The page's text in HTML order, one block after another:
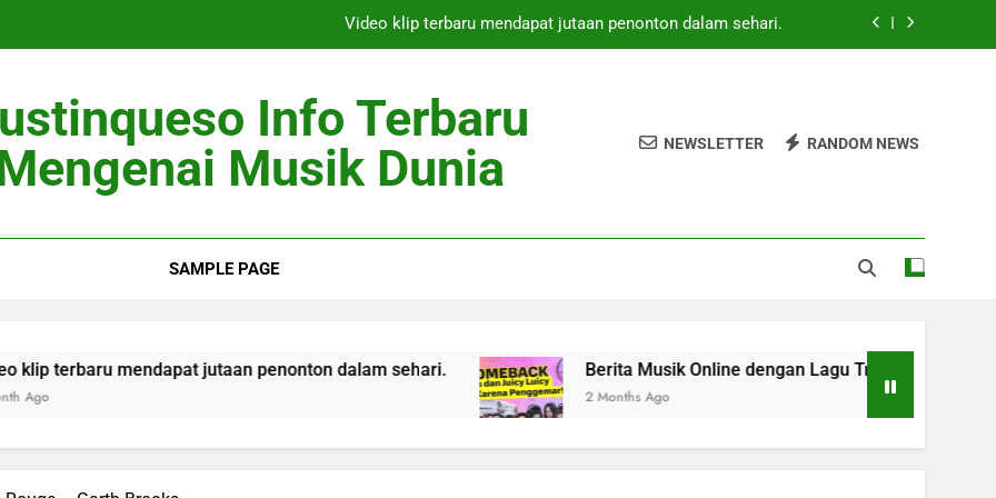
Video klip terbaru mendapat jutaan penonton dalam sehari.
Artis Top Dunia Rilis Lagu Baru Mei 2026 Heboh Global
Penyanyi Pendatang Baru Curi Perhatian Pecinta Musik
Info Terbaru
Musik Dunia
NEWSLETTER RANDOM NEWS
SAMPLE PAGE
mendapat jutaan penonton dalam sehari. Berita Musik Online dengan Lagu Trending Masa Kini
2 Months Ago